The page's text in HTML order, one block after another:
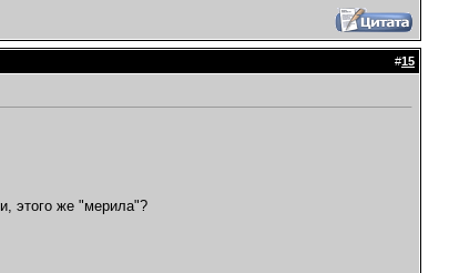
#15
этого же "мерила"?